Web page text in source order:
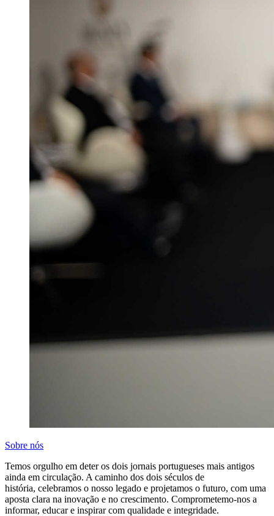
Sobre nós
Temos orgulho em deter os dois jornais portugueses mais antigos
ainda em circulação. A caminho dos dois séculos de
história, celebramos o nosso legado e projetamos o futuro, com uma
aposta clara na inovação e no crescimento. Comprometemo-nos a
informar, educar e inspirar com qualidade e integridade.